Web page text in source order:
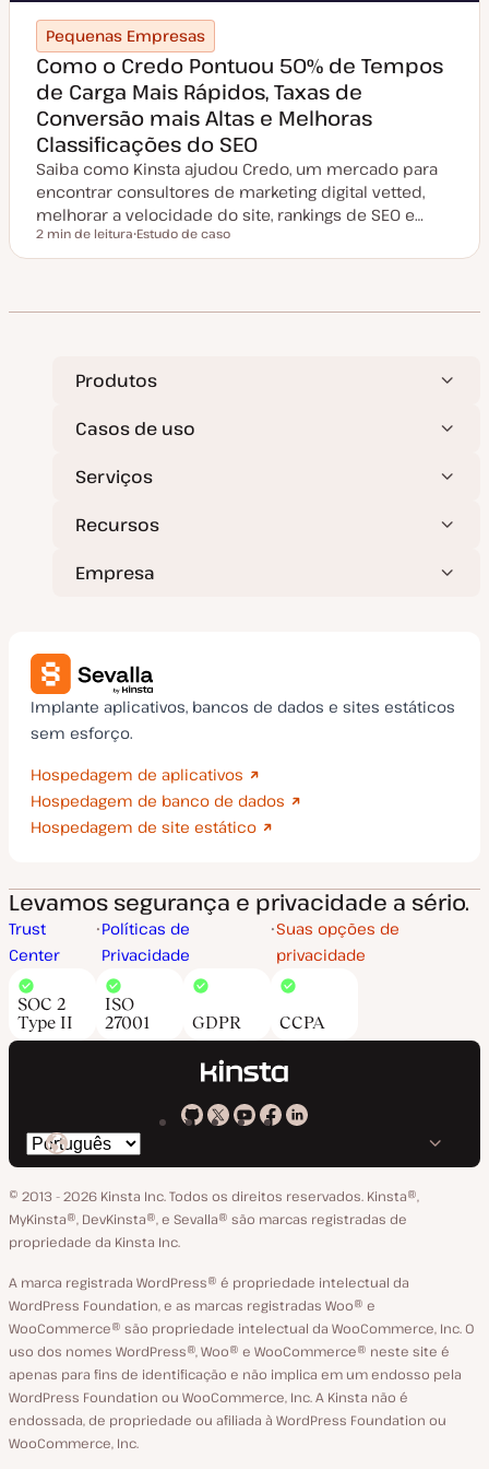
Pequenas Empresas
Como o Credo Pontuou 50% de Tempos
de Carga Mais Rápidos, Taxas de
Conversão mais Altas e Melhoras
Classificações do SEO
Saiba como Kinsta ajudou Credo, um mercado para
encontrar consultores de marketing digital vetted,
melhorar a velocidade do site, rankings de SEO e…
Tempo de leitura
2 min de leitura
i
i
g
Estudo de caso
Produtos
Casos de uso
Serviços
Recursos
Empresa
Implante aplicativos, bancos de dados e sites estáticos
sem esforço.
Hospedagem de aplicativos
Hospedagem de banco de dados
Hospedagem de site estático
Levamos segurança e privacidade a sério.
Trust
Center
Políticas de
Privacidade
Suas opções de
privacidade
SOC 2
Type II
ISO
27001
GDPR CCPA
Kinsta
GitHub
Kinsta
X
Kinsta
YouTube
Kinsta
Facebook
Kinsta
LinkedIn
Trocar
o
idioma
© 2013 - 2026 Kinsta Inc. Todos os direitos reservados. Kinsta®‚
MyKinsta®‚ DevKinsta®‚ e Sevalla® são marcas registradas de
propriedade da Kinsta Inc.
A marca registrada WordPress® é propriedade intelectual da
WordPress Foundation, e as marcas registradas Woo® e
WooCommerce® são propriedade intelectual da WooCommerce, Inc. O
uso dos nomes WordPress®, Woo® e WooCommerce® neste site é
apenas para fins de identificação e não implica em um endosso pela
WordPress Foundation ou WooCommerce, Inc. A Kinsta não é
endossada, de propriedade ou afiliada à WordPress Foundation ou
WooCommerce, Inc.